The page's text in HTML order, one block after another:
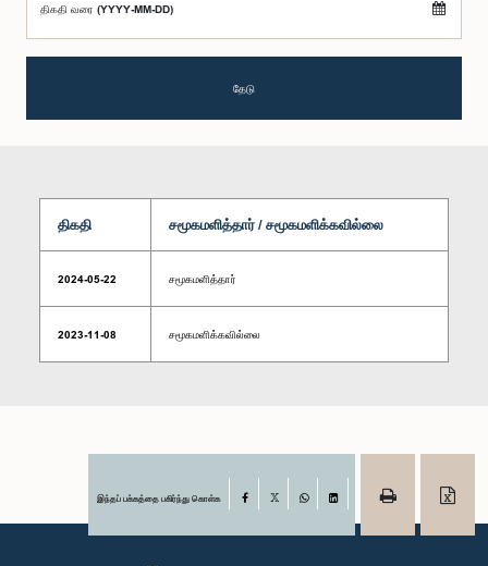
திகதி வரை (YYYY-MM-DD)
தேடு
திகதி சமூகமளித்தார் / சமூகமளிக்கவில்லை
2024-05-22 சமூகமளித்தார்
2023-11-08 சமூகமளிக்கவில்லை
இந்தப் பக்கத்தை பகிர்ந்து கொள்க Facebook